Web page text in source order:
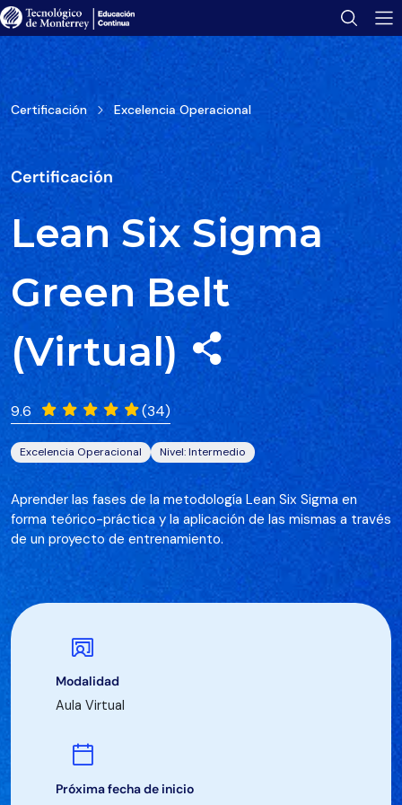
Certificación Excelencia Operacional
Certificación
Lean Six Sigma
Green Belt
(Virtual)
9.6 (34)
Excelencia Operacional Nivel: Intermedio
Aprender las fases de la metodología Lean Six Sigma en
forma teórico-práctica y la aplicación de las mismas a través
de un proyecto de entrenamiento.
Modalidad
Aula Virtual
Próxima fecha de inicio
Tu folleto se ha enviado con éxito.
Encuéntralo en tu bandeja de correo.
Abrir folleto